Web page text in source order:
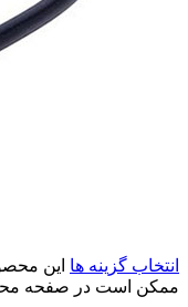
انتخاب گزینه ها این
ممکن است در صفحه